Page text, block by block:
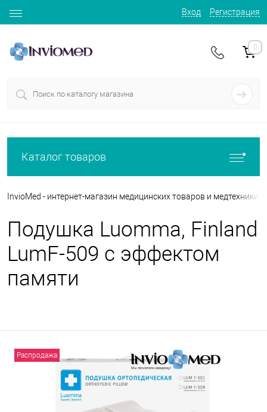
Вход Регистрация
0
Каталог товаров
InvioMed - интернет-магазин медицинских товаров и медтехники
Подушка Luomma, Finland
LumF-509 с эффектом
памяти
Распродажа